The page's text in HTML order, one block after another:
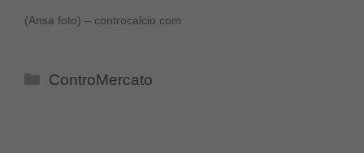
(Ansa foto) – controcalcio.com
Categorie
ControMercato